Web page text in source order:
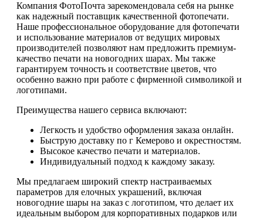
Компания ФотоПочта зарекомендовала себя на рынке
как надежный поставщик качественной фотопечати.
Наше профессиональное оборудование для фотопечати
и использование материалов от ведущих мировых
производителей позволяют нам предложить премиум-
качество печати на новогодних шарах. Мы также
гарантируем точность и соответствие цветов, что
особенно важно при работе с фирменной символикой и
логотипами.
Преимущества нашего сервиса включают:
Легкость и удобство оформления заказа онлайн.
Быструю доставку по г Кемерово и окрестностям.
Высокое качество печати и материалов.
Индивидуальный подход к каждому заказу.
Мы предлагаем широкий спектр настраиваемых
параметров для елочных украшений, включая
новогодние шары на заказ с логотипом, что делает их
идеальным выбором для корпоративных подарков или